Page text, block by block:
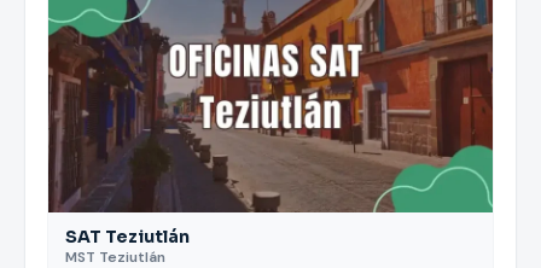
SAT Teziutlán
MST Teziutlán